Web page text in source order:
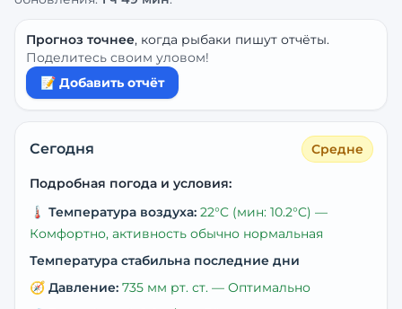
Прогноз точнее, когда рыбаки пишут отчёты.
Поделитесь своим уловом!
📝 Добавить отчёт
Сегодня Средне
Подробная погода и условия:
🌡️ Температура воздуха: 22°C (мин: 10.2°C) —
Комфортно, активность обычно нормальная
Температура стабильна последние дни
🧭 Давление: 735 мм рт. ст. — Оптимально